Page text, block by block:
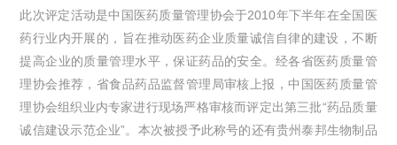
此次评定活动是中国医药质量管理协会于2010年下半年在全国医
药行业内开展的，旨在推动医药企业质量诚信自律的建设，不断
提高企业的质量管理水平，保证药品的安全。经各省医药质量管
理协会推荐，省食品药品监督管理局审核上报，中国医药质量管
理协会组织业内专家进行现场严格审核而评定出第三批“药品质量
诚信建设示范企业”。本次被授予此称号的还有贵州泰邦生物制品